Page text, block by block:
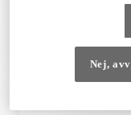
Nej,